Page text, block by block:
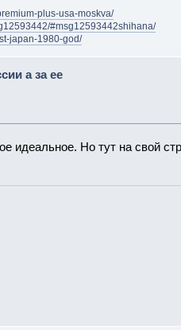
plus-usa-moskva/
#msg12593442shihana/
japan-1980-god/
а за ее
идеальное. Но тут на свой